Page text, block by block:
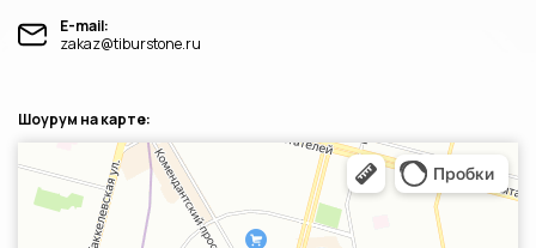
E-mail:
zakaz@tiburstone.ru
Шоурум на карте:
Санкт‑Петербург
Яндекс.Карты — транспорт, навигация, поиск мест